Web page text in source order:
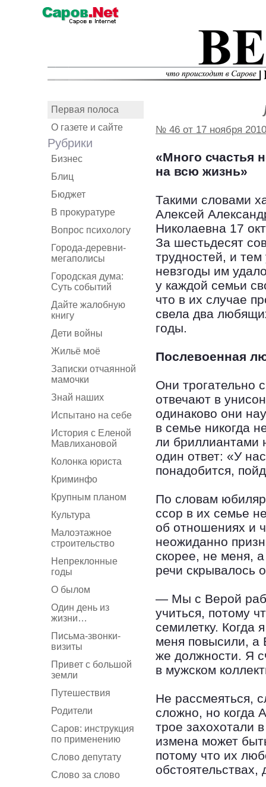
Первая полоса
О газете и сайте
Рубрики
Бизнес
Блиц
Бюджет
В прокуратуре
Вопрос психологу
Города-деревни-
мегаполисы
Городская дума:
Суть событий
Дайте жалобную
книгу
Дети войны
Жильё моё
Записки отчаянной
мамочки
Знай наших
Испытано на себе
История с Еленой
Мавлихановой
Колонка юриста
Криминфо
Крупным планом
Культура
Малоэтажное
строительство
Непреклонные
годы
О былом
Один день из
жизни…
Письма-звонки-
визиты
Привет с большой
земли
Путешествия
Родители
Саров: инструкция
по применению
Слово депутату
Слово за слово
№ 46 от 17 ноября 2010
«Много счастья
на всю жизнь»
Такими словами
Алексей
Николаевна 17
За шестьдесят
трудностей, и
невзгоды им
у каждой семьи
что в их случае
свела два
годы.
Послевоенная
Они трогательно
отвечают в
одинаково они
в семье никогда
ли бриллиантами
один ответ: «У
понадобится,
По словам
ссор в их семье
об отношениях и
неожиданно
скорее, не меня,
речи скрывалось
— Мы с Верой
учиться, потому
семилетку. Когда
меня повысили, а
же должности. Я
в мужском
Не рассмеяться,
сложно, но когда
трое захохотали
измена может
потому что их